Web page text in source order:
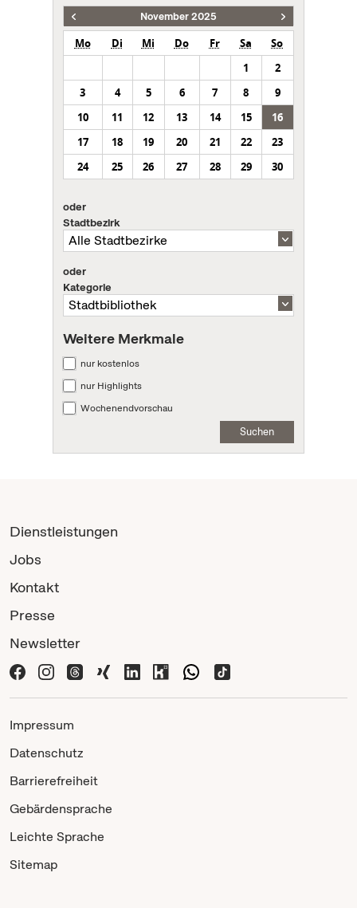
November 2025
Mo Di Mi Do Fr Sa
So
1
2
3
4 5 6 7 8
9
10
11 12 13 14 15
16
17
18 19 20 21 22
23
24
25 26 27 28 29 30
oder
Stadtbezirk
oder
Kategorie
Weitere Merkmale
nur kostenlos
nur Highlights
Wochenendvorschau
Suchen
Dienstleistungen
Jobs
Kontakt
Presse
Newsletter
Impressum
Datenschutz
Barrierefreiheit
Gebärdensprache
Leichte Sprache
Sitemap